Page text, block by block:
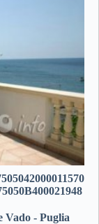
Vado - Puglia